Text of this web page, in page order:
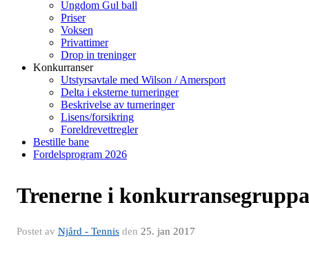
Ungdom Gul ball
Priser
Voksen
Privattimer
Drop in treninger
Konkurranser
Utstyrsavtale med Wilson / Amersport
Delta i eksterne turneringer
Beskrivelse av turneringer
Lisens/forsikring
Foreldrevettregler
Bestille bane
Fordelsprogram 2026
Trenerne i konkurransegruppa
Postet av Njård - Tennis den 25. jan 2017